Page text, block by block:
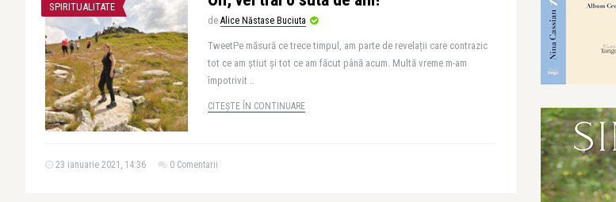
SPIRITUALITATE
de Alice Năstase Buciuta
TweetPe măsură ce trece timpul, am parte de revelații care contrazic
tot ce am știut și tot ce am făcut până acum. Multă vreme m-am
împotrivit ..
CITEȘTE ÎN CONTINUARE
23 ianuarie 2021, 14:36 0 Comentarii